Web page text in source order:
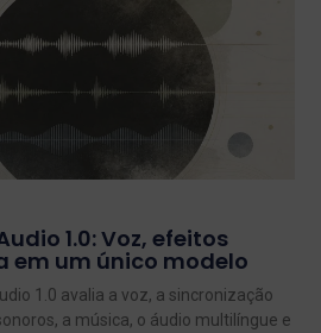
1.0: Voz, efeitos
em um único modelo
1.0 avalia a voz, a sincronização
a música, o áudio multilíngue e